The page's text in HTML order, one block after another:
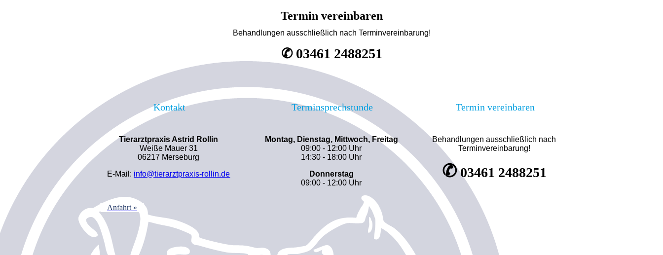
Termin vereinbaren
Behandlungen ausschließlich nach Terminvereinbarung!
✆ 03461 2488251
Kontakt
Tierarztpraxis Astrid Rollin
Weiße Mauer 31
06217 Merseburg
E-Mail: info@tierarztpraxis-rollin.de
Anfahrt »
Terminsprechstunde
Montag, Dienstag, Mittwoch, Freitag
09:00 - 12:00 Uhr
14:30 - 18:00 Uhr
Donnerstag
09:00 - 12:00 Uhr
Termin vereinbaren
Behandlungen ausschließlich nach
Terminvereinbarung!
✆03461 2488251